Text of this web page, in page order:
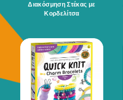
Διακόσμηση Στέκας με
Κορδελίτσα